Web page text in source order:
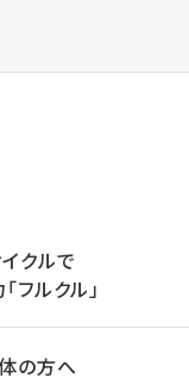
クルで
フルクル」
の方へ